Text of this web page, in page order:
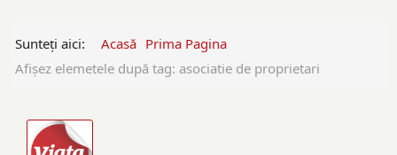
Sunteți aici: Acasă Prima Pagina
Afişez elemetele după tag: asociatie de proprietari